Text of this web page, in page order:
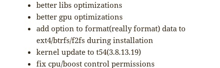
better libs optimizations
better gpu optimizations
add option to format(really format) data to
ext4/btrfs/f2fs during installation
kernel update to t54(3.8.13.19)
fix cpu/boost control permissions